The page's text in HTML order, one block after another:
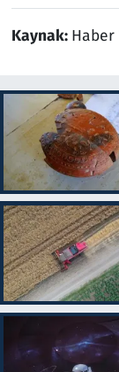
Kaynak: Haber